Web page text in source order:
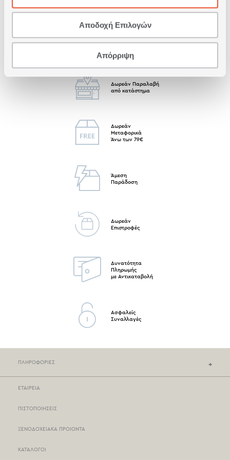
Αποδοχή Επιλογών
Απόρριψη
Δωρεάν Παραλαβή
από κατάστημα
Δωρεάν
Μεταφορικά
Άνω των 79€
Άμεση
Παράδοση
Δωρεάν
Επιστροφές
Δυνατότητα
Πληρωμής
με Αντικαταβολή
Ασφαλείς
Συναλλαγές
ΠΛΗΡΟΦΟΡΙΕΣ
ΕΤΑΙΡΕΙΑ
ΠΙΣΤΟΠΟΙΗΣΕΙΣ
ΞΕΝΟΔΟΧΕΙΑΚΑ ΠΡΟΙΟΝΤΑ
ΚΑΤΑΛΟΓΟΙ